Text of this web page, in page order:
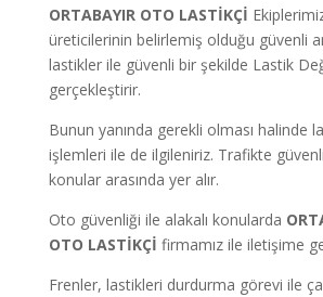
ORTABAYIR OTO LASTİKÇİ
üreticilerinin belirlemiş olduğu güvenli
lastikler ile güvenli bir şekilde Lastik
gerçekleştirir.
Bunun yanında gerekli olması halinde
işlemleri ile de ilgileniriz. Trafikte
konular arasında yer alır.
Oto güvenliği ile alakalı konularda
OTO LASTİKÇİ firmamız ile iletişime
Frenler, lastikleri durdurma görevi ile